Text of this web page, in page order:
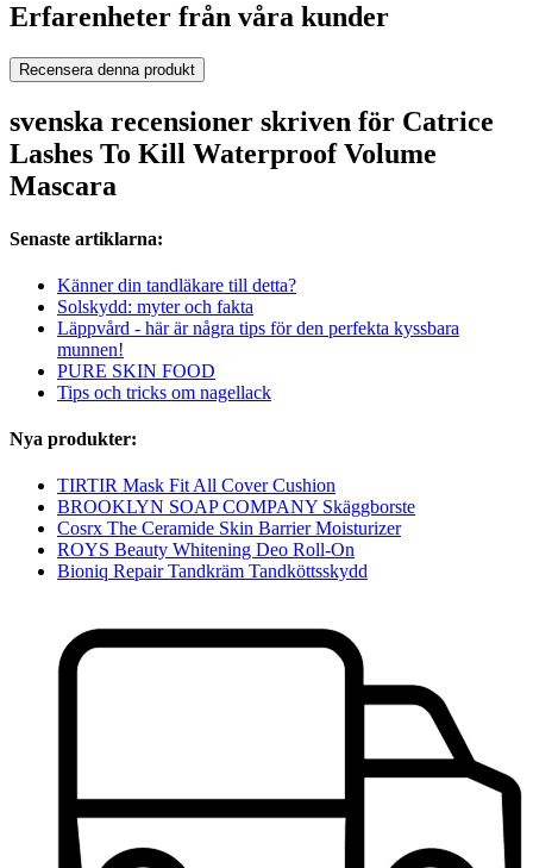
Erfarenheter från våra kunder
Recensera denna produkt
svenska recensioner skriven för Catrice
Lashes To Kill Waterproof Volume
Mascara
Senaste artiklarna:
Känner din tandläkare till detta?
Solskydd: myter och fakta
Läppvård - här är några tips för den perfekta kyssbara
munnen!
PURE SKIN FOOD
Tips och tricks om nagellack
Nya produkter:
TIRTIR Mask Fit All Cover Cushion
BROOKLYN SOAP COMPANY Skäggborste
Cosrx The Ceramide Skin Barrier Moisturizer
ROYS Beauty Whitening Deo Roll-On
Bioniq Repair Tandkräm Tandköttsskydd